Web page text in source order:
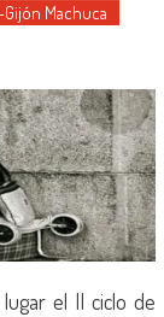
Machuca
el II ciclo de